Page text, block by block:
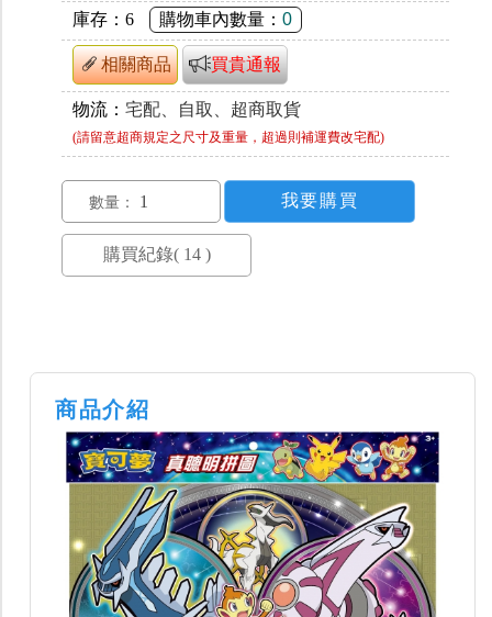
庫存： 6 購物車內數量： 0
相關商品 買貴通報
物流： 宅配、自取、超商取貨
(請留意超商規定之尺寸及重量，超過則補運費改宅配)
數量：
商品介紹